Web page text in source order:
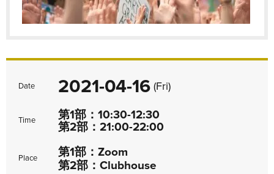
Date 2021-04-16 (Fri)
Time
第1部：10:30-12:30
第2部：21:00-22:00
Place
第1部：Zoom
第2部：Clubhouse